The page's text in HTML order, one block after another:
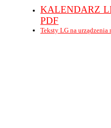
KALENDARZ
PDF
Teksty LG na urządzenia